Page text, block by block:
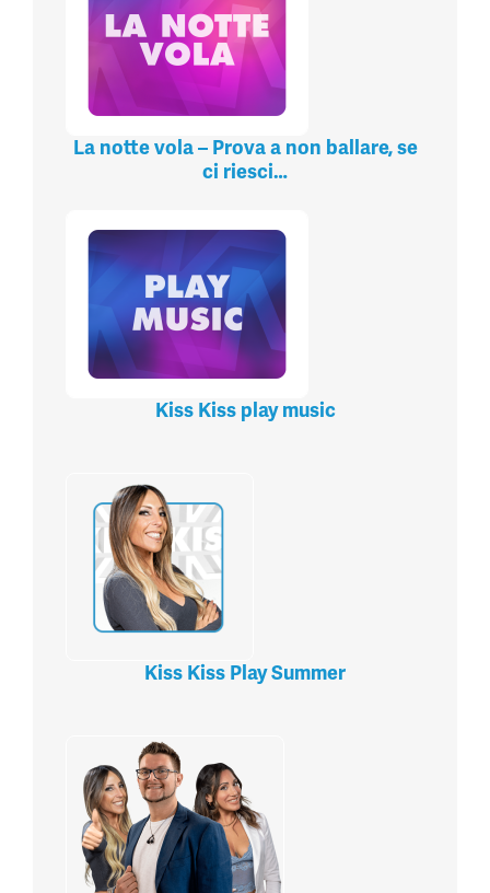
La notte vola – Prova a non ballare, se
ci riesci…
Kiss Kiss play music
Kiss Kiss Play Summer